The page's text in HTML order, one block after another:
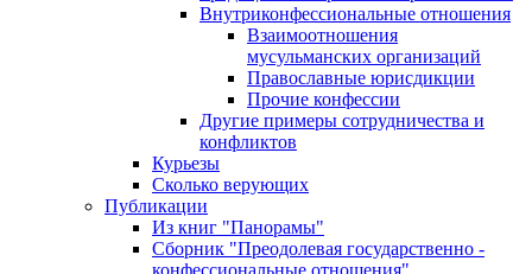
Внутриконфессиональные отношения
Взаимоотношения
мусульманских организаций
Православные юрисдикции
Прочие конфессии
Другие примеры сотрудничества и
конфликтов
Курьезы
Сколько верующих
Публикации
Из книг "Панорамы"
Сборник "Преодолевая государственно -
конфессиональные отношения"